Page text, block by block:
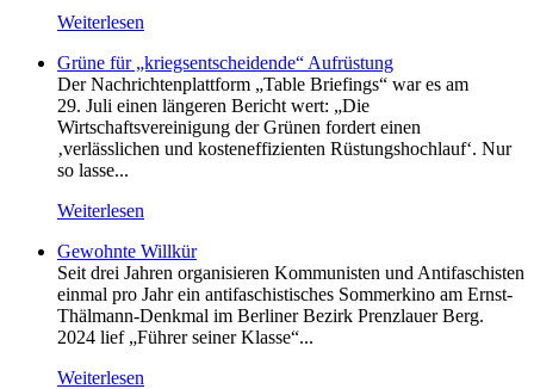
Weiterlesen
Grüne für „kriegsentscheidende“ Aufrüstung
Der Nachrichtenplattform „Table Briefings“ war es am
29. Juli einen längeren Bericht wert: „Die
Wirtschaftsvereinigung der Grünen fordert einen
‚verlässlichen und kosteneffizienten Rüstungshochlauf‘. Nur
so lasse...
Weiterlesen
Gewohnte Willkür
Seit drei Jahren organisieren Kommunisten und Antifaschisten
einmal pro Jahr ein antifaschistisches Sommerkino am Ernst-
Thälmann-Denkmal im Berliner Bezirk Prenzlauer Berg.
2024 lief „Führer seiner Klasse“...
Weiterlesen